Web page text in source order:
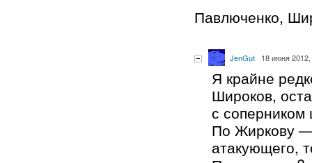
Павлюченко,
JenGut 18 июня
Я крайне
Широков,
с соперником
По Жиркову —
атакующего,